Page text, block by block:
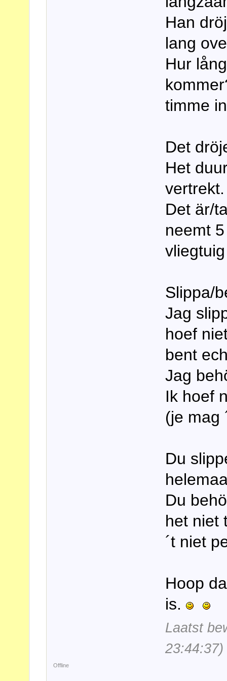
Han
lang
Hur
timme
Det
Het
vertrekt.
Det är/
neemt
Slippa/
Jag
hoef
bent
Jag
Ik hoef
(je mag
Du
Du
het niet
´t niet
Hoop
is.
Laatst
23:44:37)
Offline